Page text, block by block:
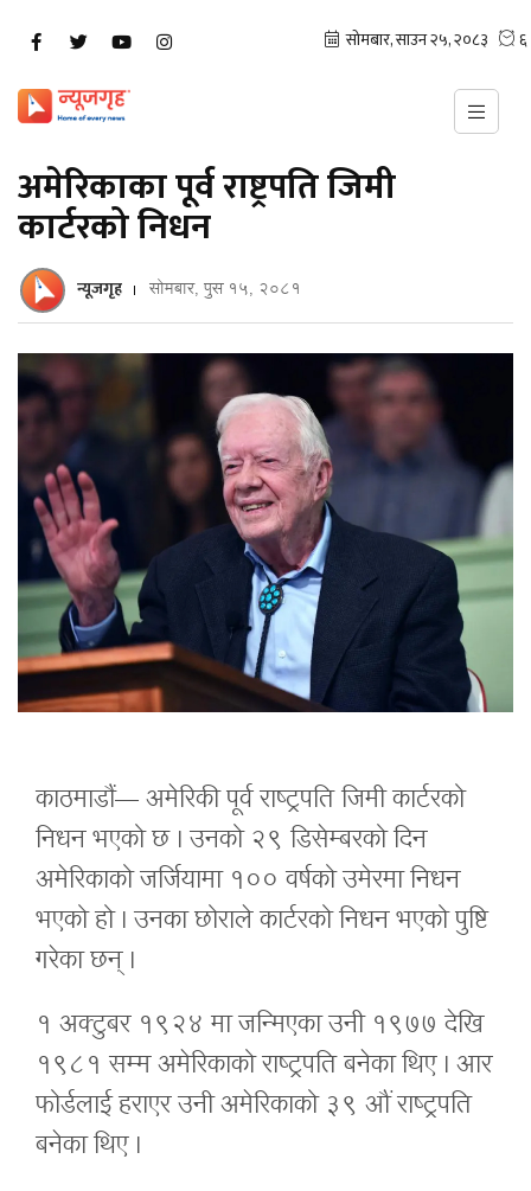
अमेरिकाका पूर्व राष्ट्रपति जिमी
कार्टरको निधन
न्यूजगृह सोमबार, पुस १५, २०८१
काठमाडौं— अमेरिकी पूर्व राष्ट्रपति जिमी कार्टरको
निधन भएको छ । उनको २९ डिसेम्बरको दिन
अमेरिकाको जर्जियामा १०० वर्षको उमेरमा निधन
भएको हो । उनका छोराले कार्टरको निधन भएको पुष्टि
गरेका छन् ।
१ अक्टुबर १९२४ मा जन्मिएका उनी १९७७ देखि
१९८१ सम्म अमेरिकाको राष्ट्रपति बनेका थिए । आर
फोर्डलाई हराएर उनी अमेरिकाको ३९ औं राष्ट्रपति
बनेका थिए ।